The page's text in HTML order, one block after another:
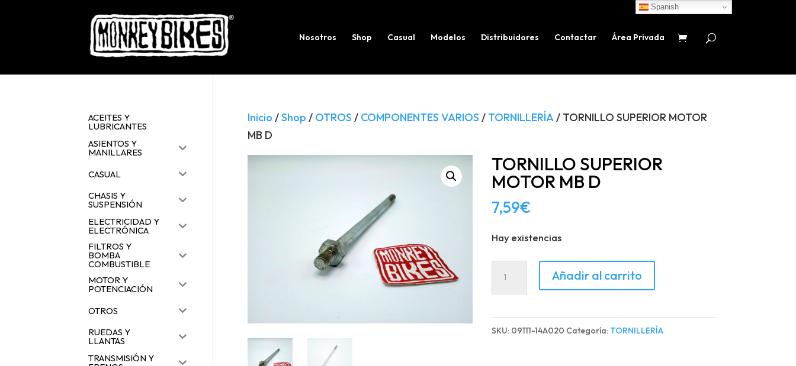
Nosotros Shop Casual Modelos Distribuidores Contactar Área Privada
productos
Inicio /Shop / OTROS / COMPONENTES VARIOS / TORNILLERÍA/ TORNILLO SUPERIOR MOTOR
MB D
TORNILLO SUPERIOR
MOTOR MB D
7,59€
Hay existencias
SUPERIOR
MB
Añadir al carrito
SKU: 09111-14A020 Categoría: TORNILLERÍA
ACEITES Y
LUBRICANTES
ASIENTOS Y
MANILLARES
CASUAL
CHASIS Y
SUSPENSIÓN
ELECTRICIDAD Y
ELECTRÓNICA
FILTROS Y
BOMBA
COMBUSTIBLE
MOTOR Y
POTENCIACIÓN
OTROS
RUEDAS Y
LLANTAS
TRANSMISIÓN Y
Spanish